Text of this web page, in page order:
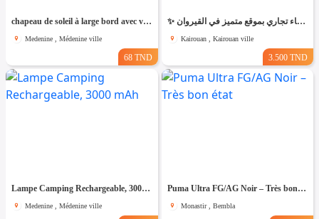
chapeau de soleil à large bord avec ventilateur intégré
Medenine , Médenine ville
68 TND
✨ للّكراء فضاء تجاري بموقع متميز في القيروان ✨
Kairouan , Kairouan ville
3.500 TND
Lampe Camping Rechargeable, 3000 mAh
Medenine , Médenine ville
Puma Ultra FG/AG Noir – Très bon état
Monastir , Bembla